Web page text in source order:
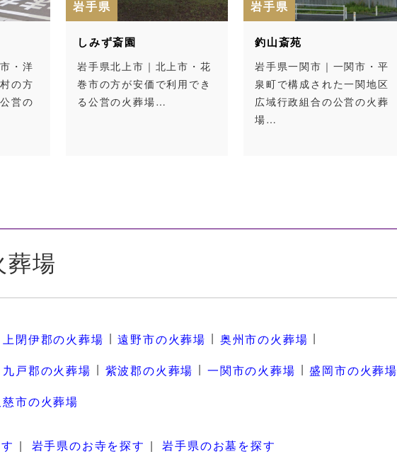
・洋
の方
営の
岩手県
しみず斎園
岩手県北上市｜北上市・花
巻市の方が安価で利用でき
る公営の火葬場…
岩手県
釣山斎苑
岩手県一関市｜一関市・平
泉町で構成された一関地区
広域行政組合の公営の火葬
場…
葬場
上閉伊郡の火葬場 遠野市の火葬場
奥州市の火葬場
九戸郡の火葬場 紫波郡の火葬場 一関市の火葬場
盛岡市の火葬場
慈市の火葬場
岩手県のお寺を探す 岩手県のお墓を探す